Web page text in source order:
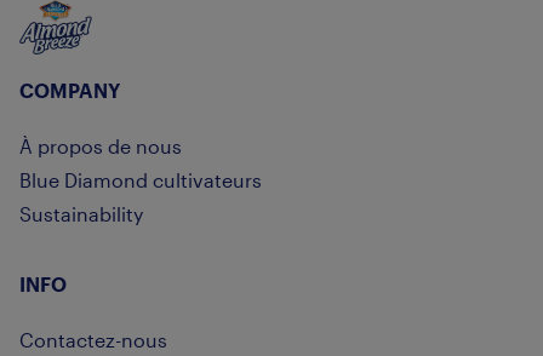
Almond Breeze
COMPANY
À propos de nous
Blue Diamond cultivateurs
Sustainability
INFO
Contactez-nous